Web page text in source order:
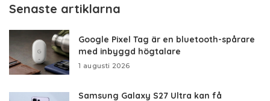
Senaste artiklarna
Google Pixel Tag är en bluetooth-spårare
med inbyggd högtalare
1 augusti 2026
Samsung Galaxy S27 Ultra kan få